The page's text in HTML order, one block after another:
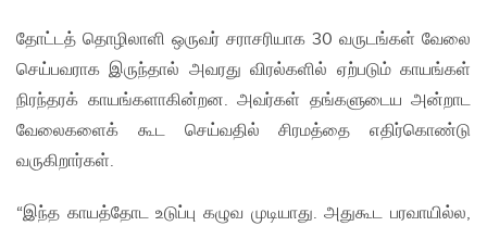
தோட்டத் தொழிலாளி ஒருவர் சராசரியாக 30 வருடங்கள் வேலை
செய்பவராக இருந்தால் அவரது விரல்களில் ஏற்படும் காயங்கள்
நிரந்தரக் காயங்களாகின்றன. அவர்கள் தங்களுடைய அன்றாட
வேலைகளைக் கூட செய்வதில் சிரமத்தை எதிர்கொண்டு
வருகிறார்கள்.
“இந்த காயத்தோட உடுப்பு கழுவ முடியாது. அதுகூட பரவாயில்ல,